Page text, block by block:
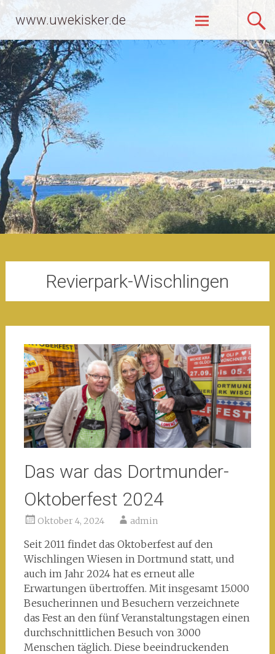
Inhalt
springen
www.uwekisker.de
Revierpark-Wischlingen
Das war das Dortmunder-
Oktoberfest 2024
Oktober 4, 2024 admin
Seit 2011 findet das Oktoberfest auf den
Wischlingen Wiesen in Dortmund statt, und
auch im Jahr 2024 hat es erneut alle
Erwartungen übertroffen. Mit insgesamt 15.000
Besucherinnen und Besuchern verzeichnete
das Fest an den fünf Veranstaltungstagen einen
durchschnittlichen Besuch von 3.000
Menschen täglich. Diese beeindruckenden